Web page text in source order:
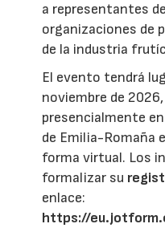
a representantes
organizaciones de
de la industria
El evento tendrá
noviembre de
presencialmente
de Emilia-Romaña
forma virtual. Los
formalizar su
enlace:
https://